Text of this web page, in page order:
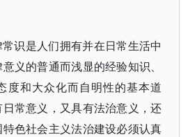
识是人们拥有并在日常生活中
义的普通而浅显的经验知识、
度和大众化而自明性的基本道
常意义，又具有法治意义，还
色社会主义法治建设必须认真